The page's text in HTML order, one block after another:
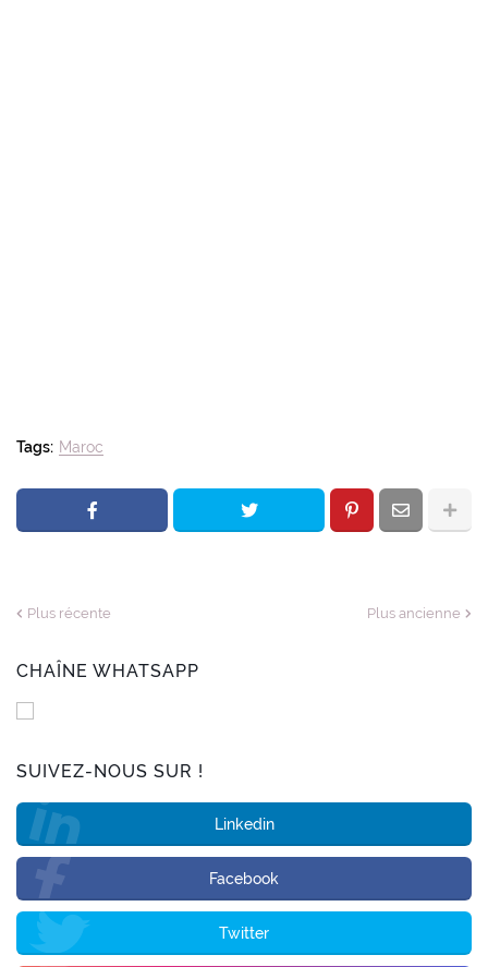
Tags: Maroc
Plus récente Plus ancienne
CHAÎNE WHATSAPP
SUIVEZ-NOUS SUR !
Linkedin
Facebook
Twitter